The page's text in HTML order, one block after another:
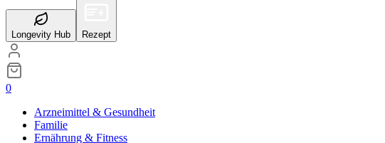
Longevity Hub Rezept
0
Arzneimittel & Gesundheit
Familie
Ernährung & Fitness